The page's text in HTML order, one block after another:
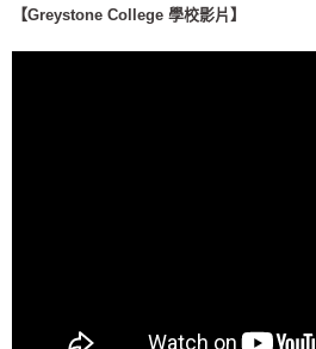
【Greystone College 學校影片】